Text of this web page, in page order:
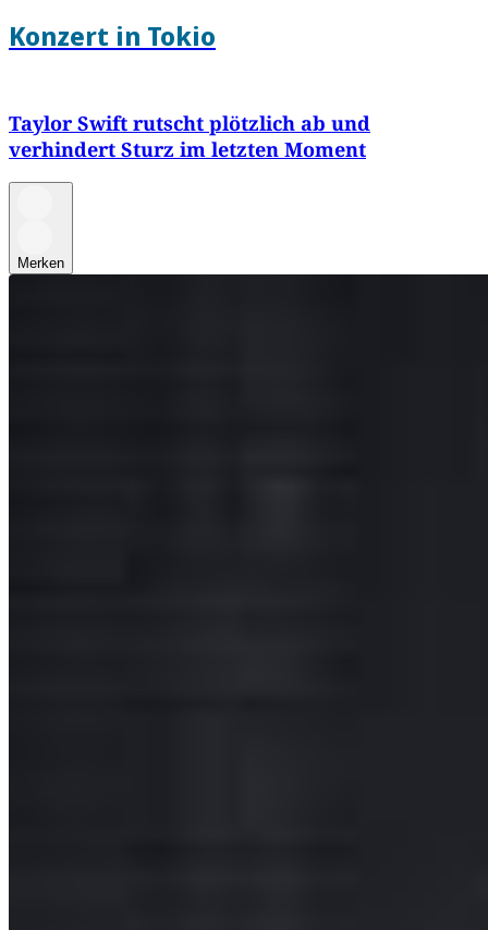
Konzert in Tokio
Taylor Swift rutscht plötzlich ab und
verhindert Sturz im letzten Moment
Merken